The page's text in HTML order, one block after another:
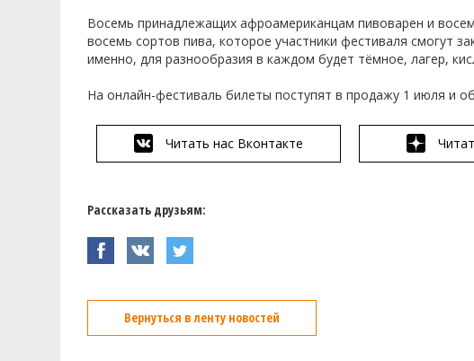
Восемь принадлежащих афроамериканцам пивоварен и
восемь сортов пива, которое участники фестиваля смогут
именно, для разнообразияв каждом будет тёмное, лагер,
На онлайн-фестиваль билеты поступят в продажу 1 июля и
Читать нас Вконтакте
Рассказать друзьям:
Вернуться в ленту новостей